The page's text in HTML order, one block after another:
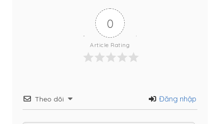
0
Article Rating
Theo dõi Đăng nhập